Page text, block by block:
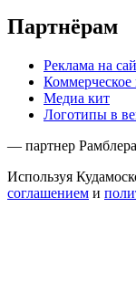
Партнёрам
Реклама на
Медиа кит
Логотипы в
— партнер Рамблера
Используя
соглашением и